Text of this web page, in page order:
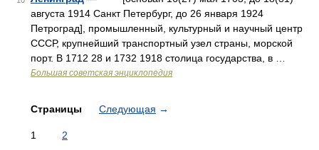
августа 1914 Санкт Петербург, до 26 января 1924
Петроград], промышленный, культурный и научный центр
СССР, крупнейший транспортный узел страны, морской
порт. В 1712 28 и 1732 1918 столица государства, в …
Большая советская энциклопедия
Страницы Следующая →
1 2